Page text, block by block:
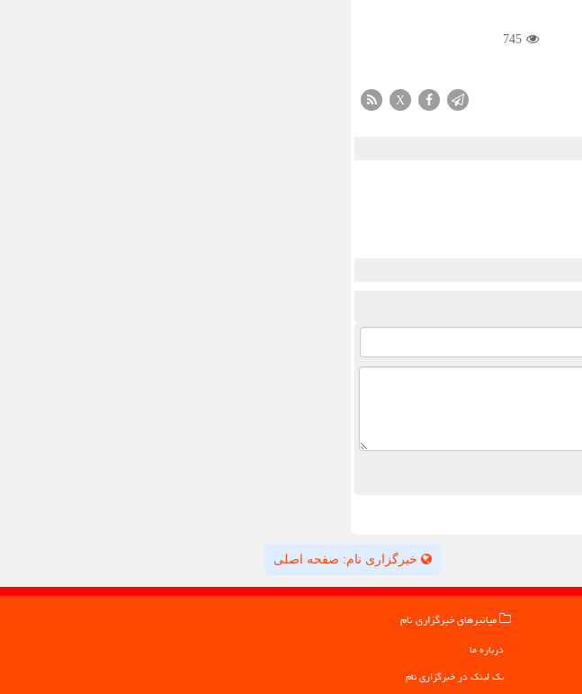
745
X
خبرگزاری نام: صفحه اصلی
میانبرهای خبرگزاری نام
درباره ما
بک لینک در خبرگزاری نام